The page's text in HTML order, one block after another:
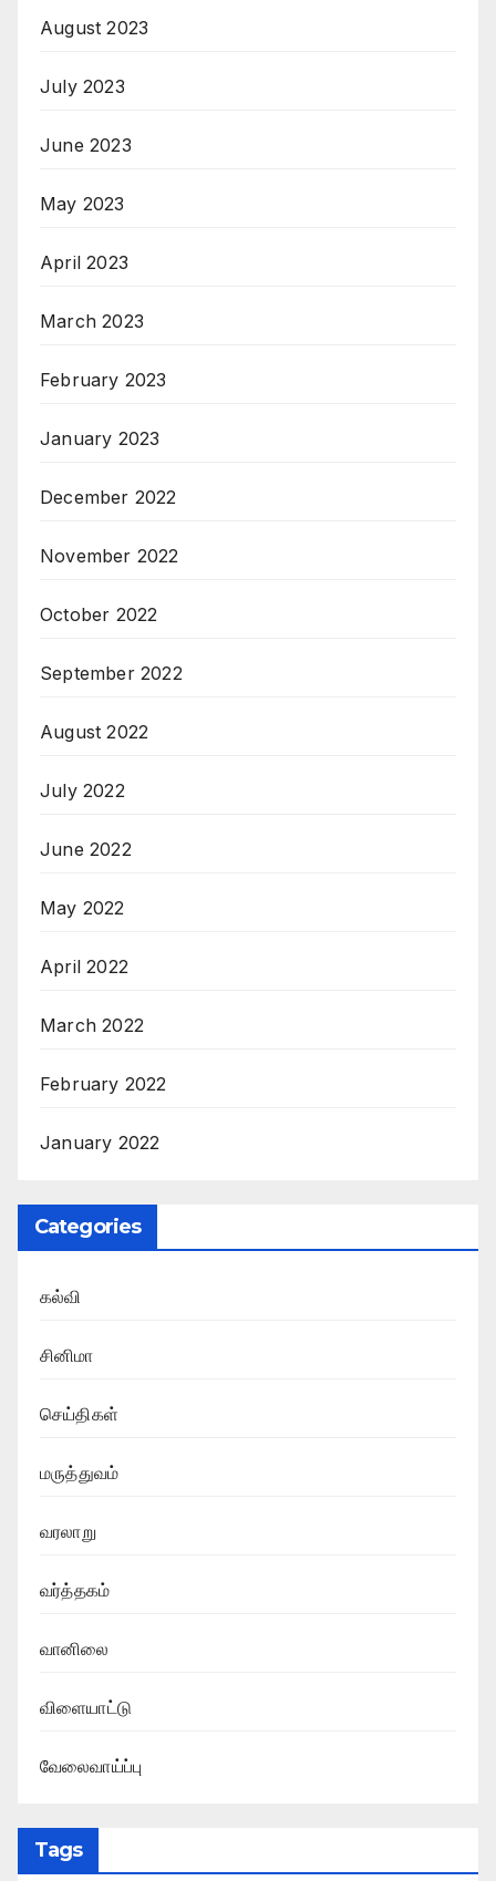
August 2023
July 2023
June 2023
May 2023
April 2023
March 2023
February 2023
January 2023
December 2022
November 2022
October 2022
September 2022
August 2022
July 2022
June 2022
May 2022
April 2022
March 2022
February 2022
January 2022
Categories
கல்வி
சினிமா
செய்திகள்
மருத்துவம்
வரலாறு
வர்த்தகம்
வானிலை
விளையாட்டு
வேலைவாய்ப்பு
Tags